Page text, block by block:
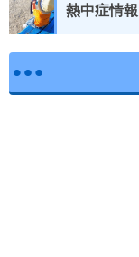
熱中症情報